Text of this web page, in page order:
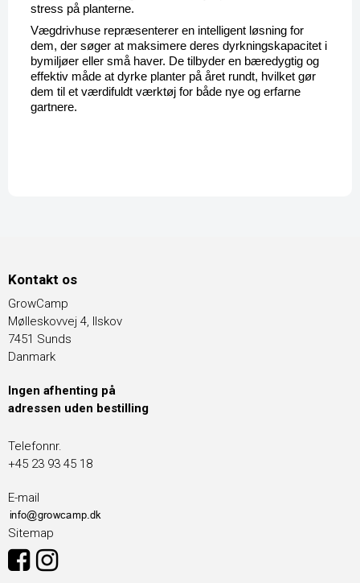
stress på planterne.
Vægdrivhuse repræsenterer en intelligent løsning for
dem, der søger at maksimere deres dyrkningskapacitet i
bymiljøer eller små haver. De tilbyder en bæredygtig og
effektiv måde at dyrke planter på året rundt, hvilket gør
dem til et værdifuldt værktøj for både nye og erfarne
gartnere.
Kontakt os
GrowCamp
Mølleskovvej 4, Ilskov
7451 Sunds
Danmark
Ingen afhenting på
adressen uden bestilling
Telefonnr.
+45 23 93 45 18
E-mail
Sitemap